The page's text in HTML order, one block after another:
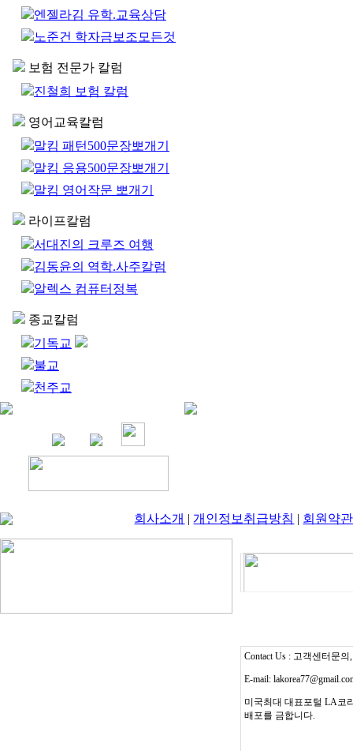
엔젤라김 유학.교육상담
노준건 학자금보조모든것
보험 전문가 칼럼
진철희 보험 칼럼
영어교육칼럼
말킴 패턴500문장뽀개기
말킴 응용500문장뽀개기
말킴 영어작문 뽀개기
라이프칼럼
서대진의 크루즈 여행
김동윤의 역학.사주칼럼
알렉스 컴퓨터정복
종교칼럼
기독교
불교
천주교
회사소개 |개인정보취급방침 | 회원약관
Contact Us : 고객센터문의
E-mail:
미국최대 대표포털 LA코
배포를 금합니다.